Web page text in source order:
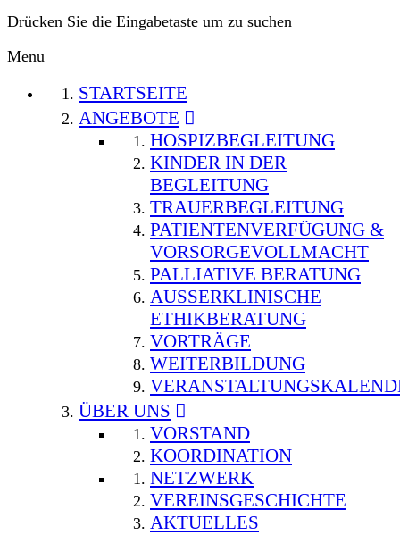
Drücken Sie die Eingabetaste um zu suchen
Menu
STARTSEITE
ANGEBOTE
HOSPIZBEGLEITUNG
KINDER IN DER
BEGLEITUNG
TRAUERBEGLEITUNG
PATIENTENVERFÜGUNG &
VORSORGEVOLLMACHT
PALLIATIVE BERATUNG
AUSSERKLINISCHE E
THIKBERATUNG
VORTRÄGE
WEITERBILDUNG
ÜBER UNS
VORSTAND
KOORDINATION
NETZWERK
VEREINSGESCHICHTE
AKTUELLES